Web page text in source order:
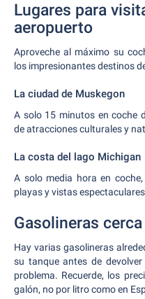
Lugares para
aeropuerto
Aproveche al máximo su
los impresionantes destinos
La ciudad de Muskegon
A solo 15 minutos en coche
de atracciones culturales y
La costa del lago Michigan
A solo media hora en
playas y vistas
Gasolineras
Hay varias gasolineras
su tanque antes de
problema. Recuerde, los
galón, no por litro como en